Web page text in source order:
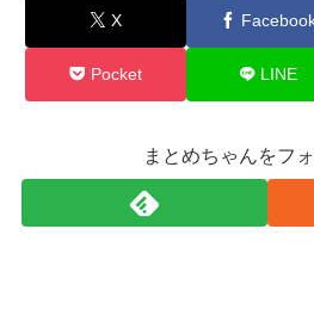
X
Pocket LINE
まとめちゃんをフ